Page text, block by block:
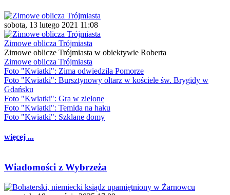
sobota, 13 lutego 2021 11:08
Zimowe oblicza Trójmiasta
Zimowe oblicze Trójmiasta w obiektywie Roberta
Zimowe oblicza Trójmiasta
Foto "Kwiatki": Zima odwiedziła Pomorze
Foto "Kwiatki": Bursztynowy ołtarz w kościele św. Brygidy w
Gdańsku
Foto "Kwiatki": Gra w zielone
Foto "Kwiatki": Temida na haku
Foto "Kwiatki": Szklane domy
więcej ...
Wiadomości z Wybrzeża